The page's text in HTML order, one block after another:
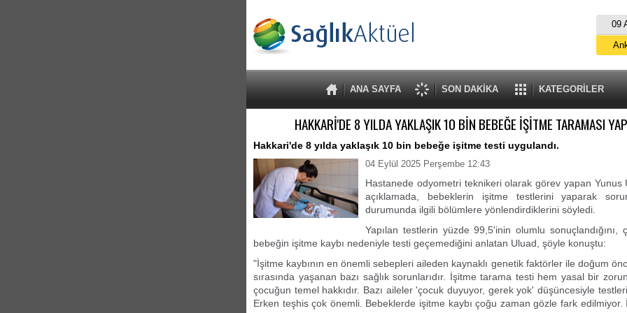
09
ANA SAYFA SON DAKİKA KATEGORİLER
HAKKARİ'DE 8 YILDA YAKLAŞIK 10 BİN BEBEĞE İŞİTME TARAMASI
Hakkari'de 8 yılda yaklaşık 10 bin bebeğe işitme testi uygulandı.
04 Eylül 2025 Perşembe 12:43
Hastanede odyometri teknikeri olarak görev yapan Yunus
açıklamada, bebeklerin işitme testlerini yaparak
durumunda ilgili bölümlere yönlendirdiklerini söyledi.
Yapılan testlerin yüzde 99,5'inin olumlu sonuçlandığını,
bebeğin işitme kaybı nedeniyle testi geçemediğini anlatan Uluad, şöyle konuştu:
"İşitme kaybının en önemli sebepleri aileden kaynaklı genetik faktörler ile doğum
sırasında yaşanan bazı sağlık sorunlarıdır. İşitme tarama testi hem yasal bir
çocuğun temel hakkıdır. Bazı aileler 'çocuk duyuyor, gerek yok' düşüncesiyle
Erken teşhis çok önemli. Bebeklerde işitme kaybı çoğu zaman gözle fark edilmiyor.